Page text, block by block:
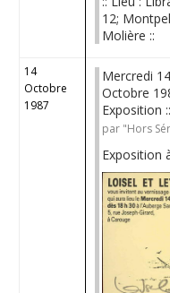
12;
Molière ::
14
Octobre
1987
Mercredi
Octobre
Exposition ::
par "Hors
Exposition